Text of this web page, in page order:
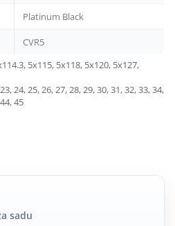
Platinum Black
CVR5
5x115, 5x118, 5x120, 5x127,
24, 25, 26, 27, 28, 29, 30, 31, 32, 33, 34,
45
sadu